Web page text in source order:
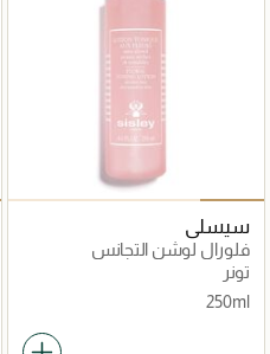
سيسلي
فلورال لوشن التجانس
تونر
250ml